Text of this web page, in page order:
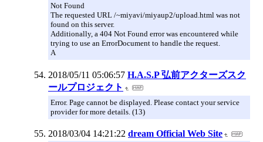
Not Found
The requested URL /~miyavi/miyaup2/upload.html was not
found on this server.
Additionally, a 404 Not Found error was encountered while
trying to use an ErrorDocument to handle the request.
A
2018/05/11 05:06:57 H.A.S.P 弘前アクターズスク
ールプロジェクト
Error. Page cannot be displayed. Please contact your service
provider for more details. (13)
2018/03/04 14:21:22 dream Official Web Site